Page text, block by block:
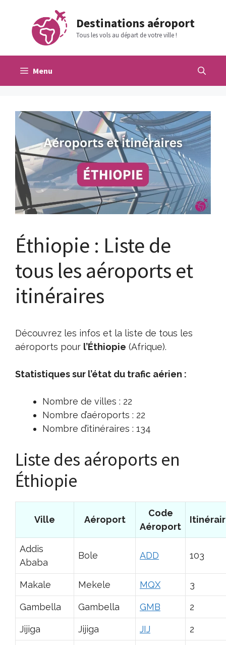
contenu
Destinations aéroport
Tous les vols au départ de votre ville !
Menu
Éthiopie : Liste de
tous les aéroports et
itinéraires
Découvrez les infos et la liste de tous les
aéroports pour l’Éthiopie (Afrique).
Statistiques sur l’état du trafic aérien :
Nombre de villes : 22
Nombre d’aéroports : 22
Nombre d’itinéraires : 134
Liste des aéroports en
Éthiopie
Ville Aéroport
Code
Aéroport
Addis
Ababa
Bole ADD 103
Makale Mekele MQX 3
Gambella Gambella GMB 2
Jijiga Jijiga JIJ 2